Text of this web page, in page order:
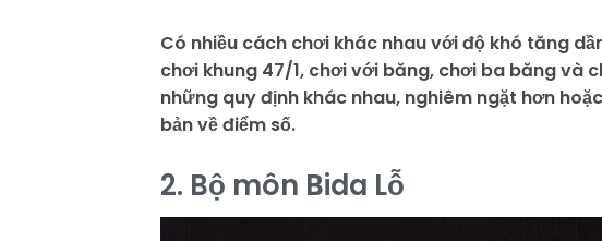
Có nhiều cách chơi khác nhau với độ khó tăng
chơi khung 47/1, chơi với băng, chơi ba băng và
những quy định khác nhau, nghiêm ngặt hơn
bản về điểm số.
2. Bộ môn Bida Lỗ